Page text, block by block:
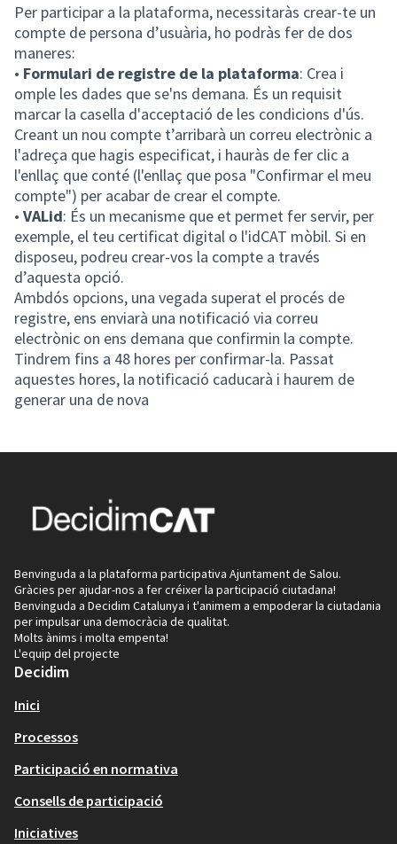
Per participar a la plataforma, necessitaràs crear-te un
compte de persona d’usuària, ho podràs fer de dos
maneres:
• Formulari de registre de la plataforma: Crea i
omple les dades que se'ns demana. És un requisit
marcar la casella d'acceptació de les condicions d'ús.
Creant un nou compte t’arribarà un correu electrònic a
l'adreça que hagis especificat, i hauràs de fer clic a
l'enllaç que conté (l'enllaç que posa "Confirmar el meu
compte") per acabar de crear el compte.
• VALid: És un mecanisme que et permet fer servir, per
exemple, el teu certificat digital o l'idCAT mòbil. Si en
disposeu, podreu crear-vos la compte a través
d’aquesta opció.
Ambdós opcions, una vegada superat el procés de
registre, ens enviarà una notificació via correu
electrònic on ens demana que confirmin la compte.
Tindrem fins a 48 hores per confirmar-la. Passat
aquestes hores, la notificació caducarà i haurem de
generar una de nova
Benvinguda a la plataforma participativa Ajuntament de Salou.
Gràcies per ajudar-nos a fer créixer la participació ciutadana!
Benvinguda a Decidim Catalunya i t'animem a empoderar la ciutadania
per impulsar una democràcia de qualitat.
Molts ànims i molta empenta!
L'equip del projecte
Decidim
Inici
Processos
Participació en normativa
Consells de participació
Iniciatives